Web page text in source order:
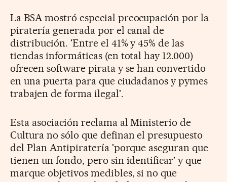
La BSA mostró especial preocupación por la
piratería generada por el canal de
distribución. 'Entre el 41% y 45% de las
tiendas informáticas (en total hay 12.000)
ofrecen software pirata y se han convertido
en una puerta para que ciudadanos y pymes
trabajen de forma ilegal'.
Esta asociación reclama al Ministerio de
Cultura no sólo que definan el presupuesto
del Plan Antipiratería 'porque aseguran que
tienen un fondo, pero sin identificar' y que
marque objetivos medibles, si no que